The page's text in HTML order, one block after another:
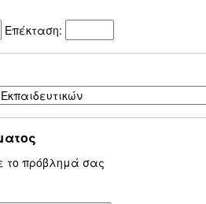
Επέκταση:
πρόβλημά σας